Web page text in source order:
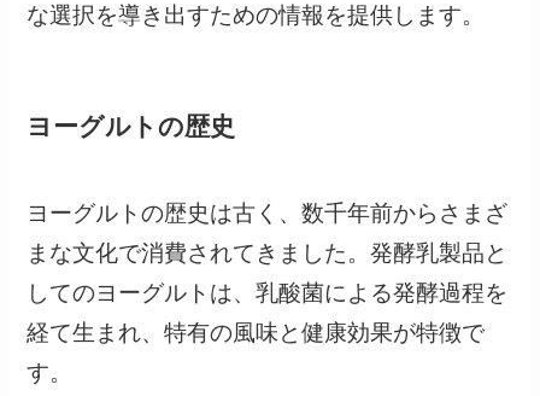
な選択を導き出すための情報を提供します。
ヨーグルトの歴史
ヨーグルトの歴史は古く、数千年前からさまざ
まな文化で消費されてきました。発酵乳製品と
してのヨーグルトは、乳酸菌による発酵過程を
経て生まれ、特有の風味と健康効果が特徴で
す。